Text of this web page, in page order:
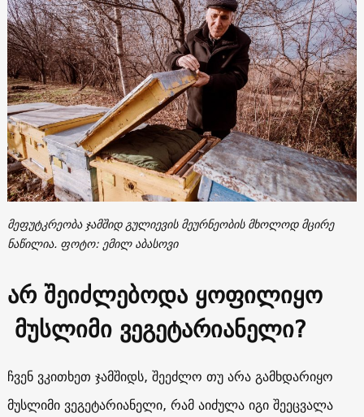
მეფუტკრეობა ჯამშიდ გულიევის მეურნეობის მხოლოდ მცირე
ნაწილია. ფოტო: ემილ აბასოვი
არ შეიძლებოდა ყოფილიყო
მუსლიმი ვეგეტარიანელი?
ჩვენ ვკითხეთ ჯამშიდს, შეეძლო თუ არა გამხდარიყო
მუსლიმი ვეგეტარიანელი, რამ აიძულა იგი შეეცვალა